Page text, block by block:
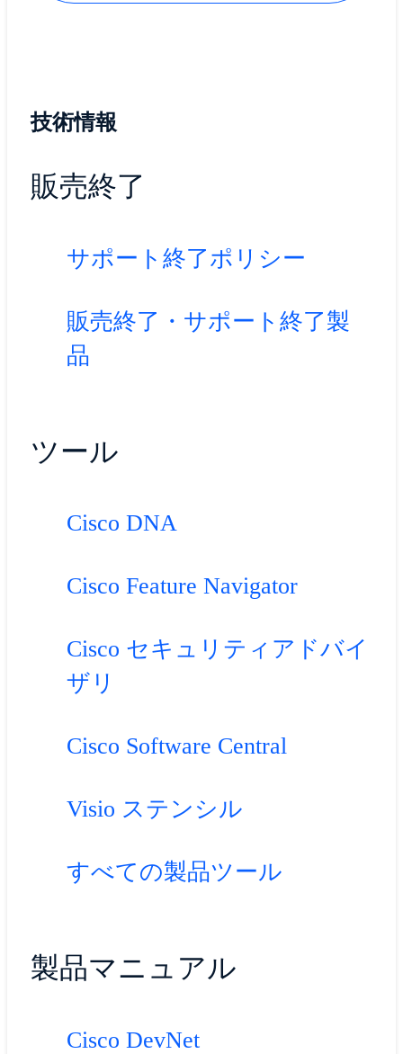
技術情報
販売終了
サポート終了ポリシー
販売終了・サポート終了製
品
ツール
Cisco DNA
Cisco Feature Navigator
Cisco セキュリティアドバイ
ザリ
Cisco Software Central
Visio ステンシル
すべての製品ツール
製品マニュアル
Cisco DevNet